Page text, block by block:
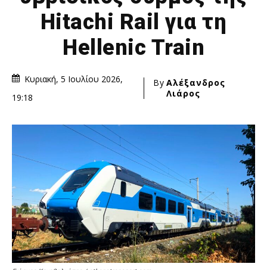
Hitachi Rail για τη
Hellenic Train
Κυριακή, 5 Ιουλίου 2026,
19:18
By Αλέξανδρος
Λιάρος